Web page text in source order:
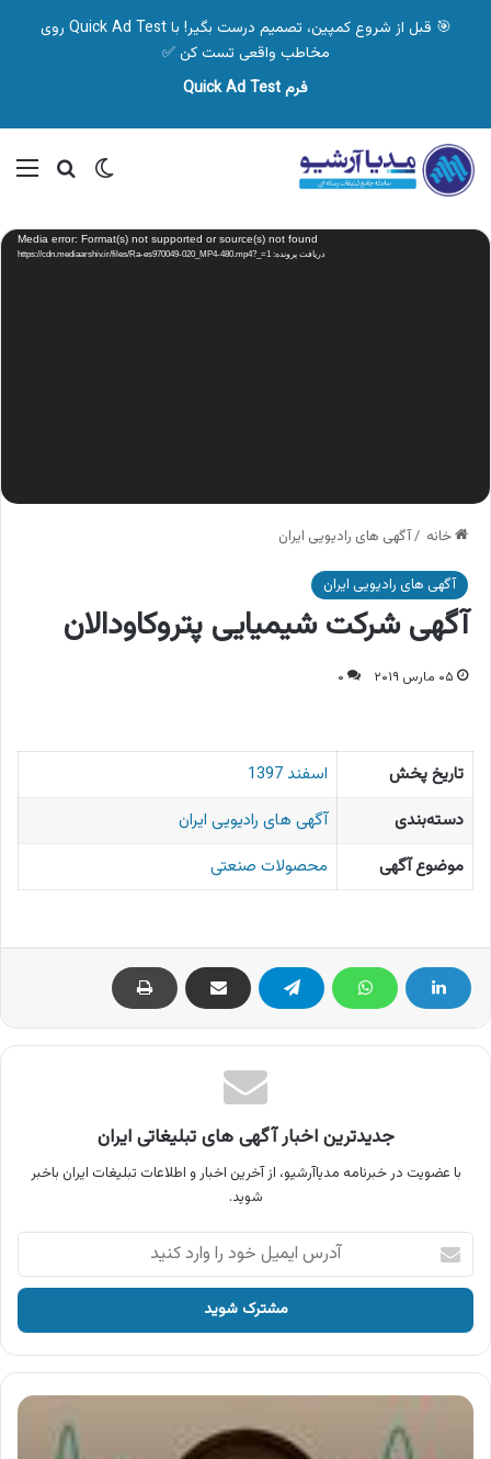
🎯 قبل از شروع کمپین، تصمیم درست بگیر! با Quick Ad Test روی
مخاطب واقعی تست کن ✅
فرم Quick Ad Test
تغییر پوسته
نمایشگر
ویدیو Media error: Format(s) not supported or source(s) not found
دریافت پرونده: https://cdn.mediaarshiv.ir/files/Ra-es970049-020_MP4-480.mp4?_=1
خانه /آگهی های رادیویی ایران
آگهی های رادیویی ایران
آگهی شرکت شیمیایی پتروکاودالان
۰۵ مارس ۲۰۱۹ ۰
تاریخ پخش
اسفند 1397
دسته‌بندی
آگهی های رادیویی ایران
موضوع آگهی
محصولات صنعتی
جدیدترین اخبار آگهی های تبلیغاتی ایران
با عضویت در خبرنامه مدیاآرشیو، از آخرین اخبار و اطلاعات تبلیغات ایران باخبر
شوید.
آدرس
ایمیل
خود
وارد
کنید
فورتین